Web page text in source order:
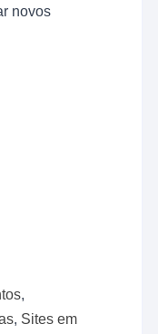
novos
,
, Sites em